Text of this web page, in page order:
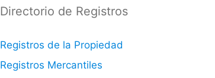
Directorio de Registros
Registros de la Propiedad
Registros Mercantiles